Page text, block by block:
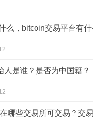
么，bitcoin交易平台有什
人是谁？是否为中国籍？‌
哪些交易所可交易？交